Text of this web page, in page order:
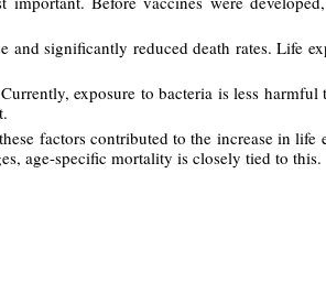
and significantly reduced death rates. Life
exposure to bacteria is less
factors contributed to the increase in life
age-specific mortality is closely tied to this.